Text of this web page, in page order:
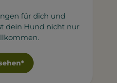
für dich und
dein Hund nicht nur